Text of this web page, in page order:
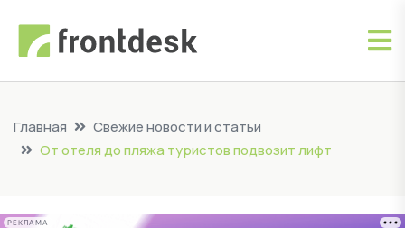
Главная
Свежие новости и статьи
От отеля до пляжа туристов подвозит лифт
РЕКЛАМА